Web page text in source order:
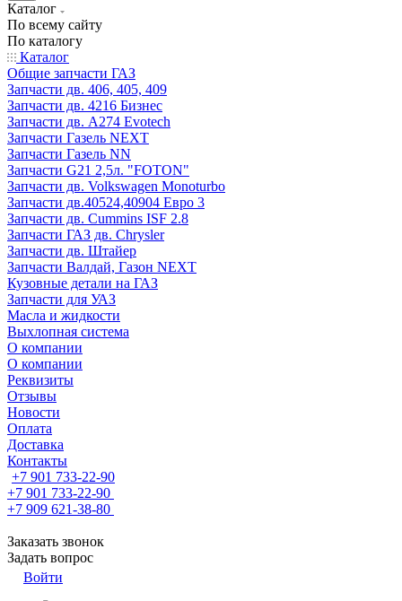
Каталог
По всему сайту
По каталогу
Каталог
Общие запчасти ГАЗ
Запчасти дв. 406, 405, 409
Запчасти дв. 4216 Бизнес
Запчасти дв. A274 Evotech
Запчасти Газель NEXT
Запчасти Газель NN
Запчасти G21 2,5л. "FOTON"
Запчасти дв. Volkswagen Monoturbo
Запчасти дв.40524,40904 Евро 3
Запчасти дв. Cummins ISF 2.8
Запчасти ГАЗ дв. Chrysler
Запчасти дв. Штайер
Запчасти Валдай, Газон NEXT
Кузовные детали на ГАЗ
Запчасти для УАЗ
Масла и жидкости
Выхлопная система
О компании
О компании
Реквизиты
Отзывы
Новости
Оплата
Доставка
Контакты
+7 901 733-22-90
+7 901 733-22-90
+7 909 621-38-80
Заказать звонок
Задать вопрос
Войти